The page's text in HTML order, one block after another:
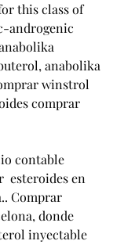
this class of
androgenic
anabolika
winstrol
comprar
contable
esteroides en
Comprar
donde
inyectable